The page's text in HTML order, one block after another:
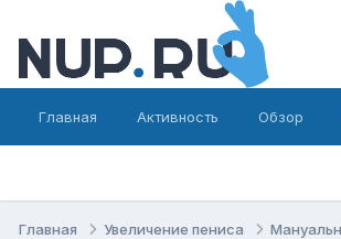
Главная Активность Обзор
Главная Увеличение пениса